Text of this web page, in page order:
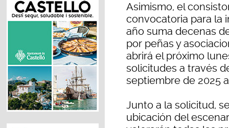
Asimismo, el
convocatoria para la
año suma decenas
por peñas y
abrirá el próximo
solicitudes a través
septiembre de 2025
Junto a la solicitud,
ubicación del